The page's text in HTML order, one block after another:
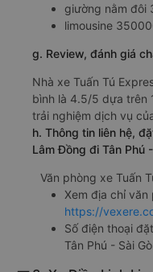
giường nằm
limousine
g. Review, đánh giá
Nhà xe Tuấn Tú
bình là 4.5/5 dựa trên
trải nghiệm dịch vụ
h. Thông tin liên hệ,
Lâm Đồng đi Tân Phú
Văn phòng xe Tuấn
Xem địa chỉ văn
https://
Số điện thoại
Tân Phú - Sài